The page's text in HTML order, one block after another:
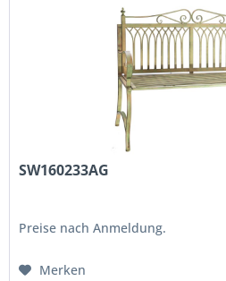
SW160233AG
Preise nach Anmeldung.
Merken